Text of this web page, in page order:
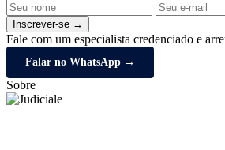
Inscrever-se →
Fale com um especialista credenciado e
Falar no WhatsApp →
Sobre